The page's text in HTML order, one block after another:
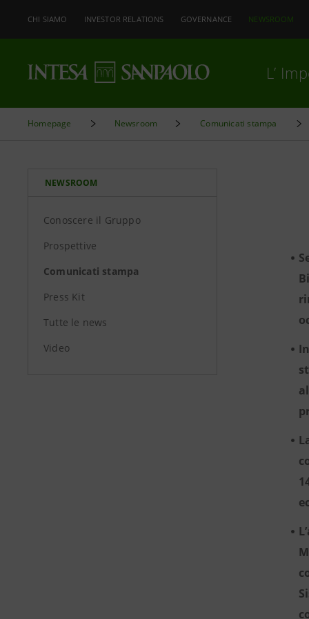
CHI SIAMO INVESTOR RELATIONS GOVERNANCE NEWSROOM
L’
Homepage Newsroom Comunicati stampa
NEWSROOM
Conoscere il Gruppo
Prospettive
Comunicati stampa
Press Kit
Tutte le news
Video